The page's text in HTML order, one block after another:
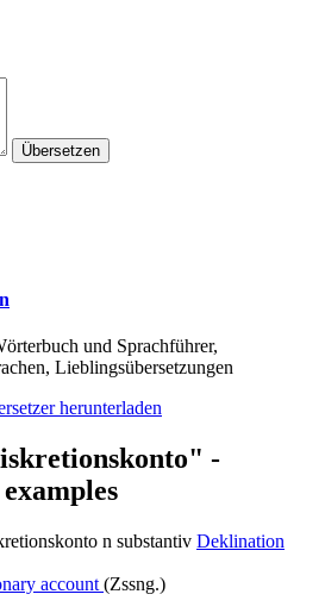
und Sprachführer,
Lieblingsübersetzungen
-
n substantiv Deklination
account (Zssng.)